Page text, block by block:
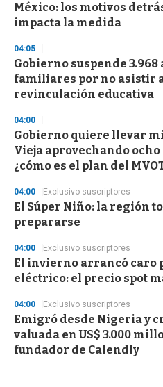
México: los motivos
impacta la medida
04:05
Gobierno suspende
familiares por no asistir
revinculación educativa
04:00
Gobierno quiere llevar
Vieja aprovechando
¿cómo es el plan del
04:00 Exclusivo suscriptores
El Súper Niño: la región
prepararse
04:00 Exclusivo suscriptores
El invierno arrancó caro
eléctrico: el precio spot
04:00 Exclusivo suscriptores
Emigró desde Nigeria y
valuada en US$ 3.000
fundador de Calendly